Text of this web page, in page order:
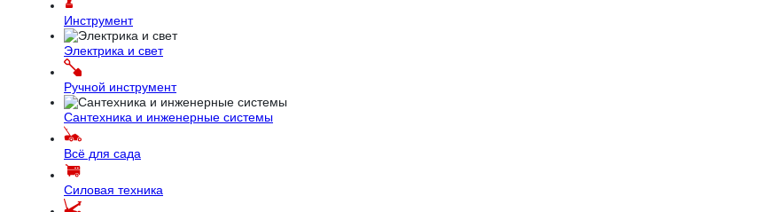
Инструмент
Электрика и свет
Ручной инструмент
Сантехника и инженерные системы
Всё для сада
Силовая техника